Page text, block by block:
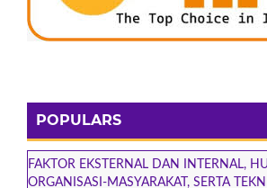
POPULARS
FAKTOR EKSTERNAL DAN INTERNAL,
ORGANISASI-MASYARAKAT, SERTA